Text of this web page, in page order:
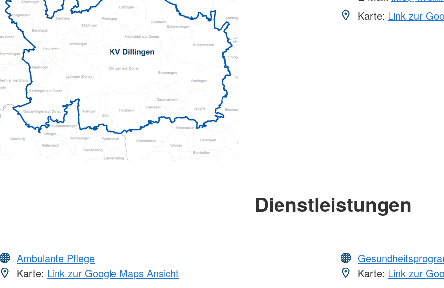
Karte: Link zur
Dienstleistungen
Ambulante Pflege
Karte: Link zur Google Maps Ansicht
Karte: Link zur